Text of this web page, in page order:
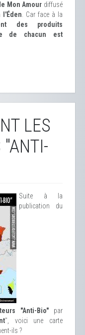
Mon Amour diffusé
l'Éden . Car face à la
des produits
de chacun est
LES
"ANTI-
Suite à la
publication du
"Anti-Bio"par
", voici une carte
ils ?